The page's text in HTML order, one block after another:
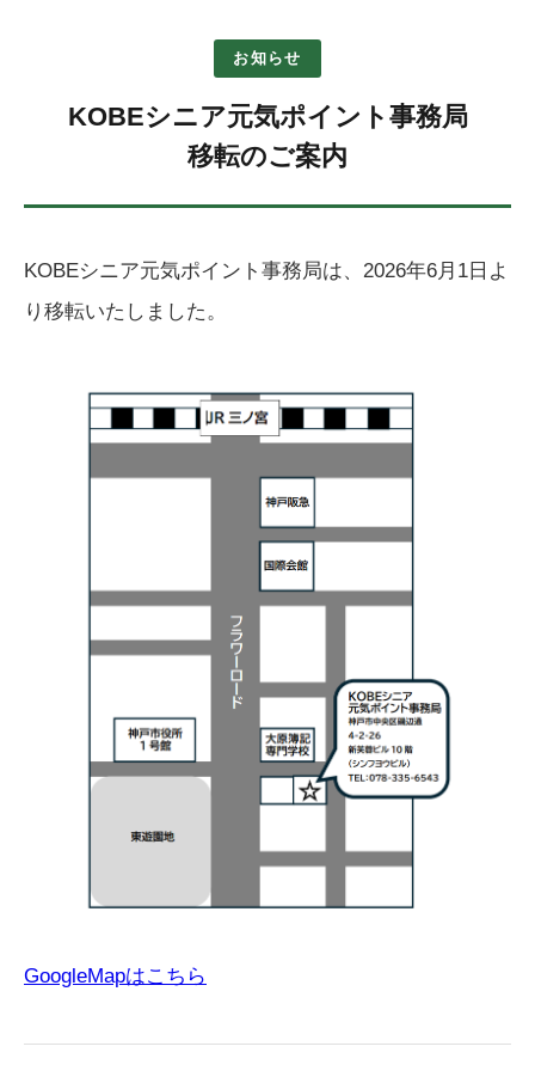
お知らせ
KOBEシニア元気ポイント事務局
移転のご案内
KOBEシニア元気ポイント事務局は、2026年6月1日よ
り移転いたしました。
GoogleMapはこちら